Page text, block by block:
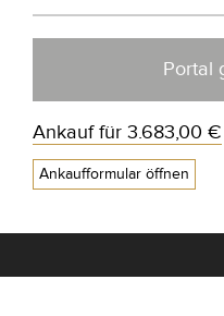
Portal
Ankauf für 3.683,00 €
Ankaufformular öffnen